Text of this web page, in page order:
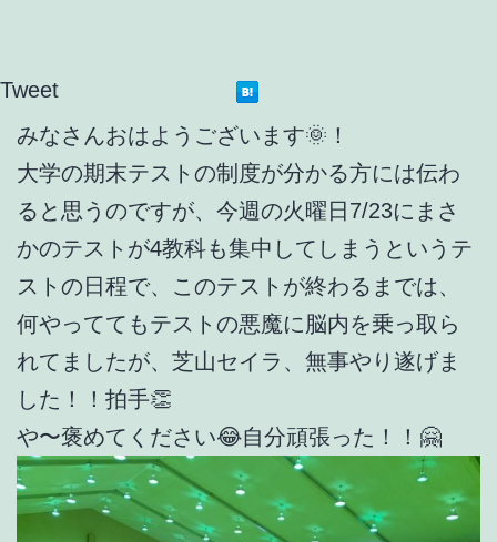
Tweet
みなさんおはようございます🌞！
大学の期末テストの制度が分かる方には伝わ
ると思うのですが、今週の火曜日7/23にまさ
かのテストが4教科も集中してしまうというテ
ストの日程で、このテストが終わるまでは、
何やっててもテストの悪魔に脳内を乗っ取ら
れてましたが、芝山セイラ、無事やり遂げま
した！！拍手👏
や〜褒めてください😂自分頑張った！！🤗